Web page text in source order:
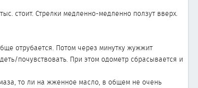
стоит. Стрелки медленно-медленно ползут вверх.
отрубается. Потом через минутку жужжит
почувствовать. При этом одометр сбрасывается и
то ли на жженное масло, в общем не очень